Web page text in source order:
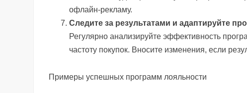
офлайн-рекламу.
Следите за результатами и адаптируйте
Регулярно анализируйте эффективность
частоту покупок. Вносите изменения, если
Примеры успешных программ лояльности